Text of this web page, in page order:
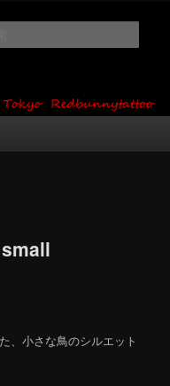
吉祥寺 Red
ーデザイン・タ
ンポイント・girl tattoo）
、小さな鳥のシルエット